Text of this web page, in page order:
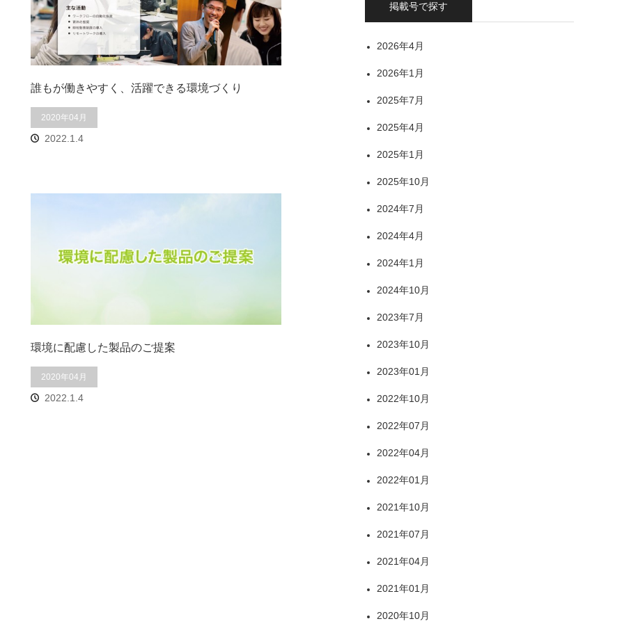
誰もが働きやすく、活躍できる環境づくり
2020年04月
2022.1.4
環境に配慮した製品のご提案
2020年04月
2022.1.4
掲載号で探す
2026年4月
2026年1月
2025年7月
2025年4月
2025年1月
2025年10月
2024年7月
2024年4月
2024年1月
2024年10月
2023年7月
2023年10月
2023年01月
2022年10月
2022年07月
2022年04月
2022年01月
2021年10月
2021年07月
2021年04月
2021年01月
2020年10月